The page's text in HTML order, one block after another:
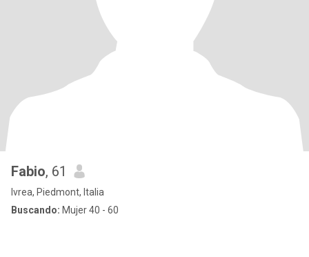
Fabio, 61
Ivrea, Piedmont, Italia
Buscando: Mujer 40 - 60